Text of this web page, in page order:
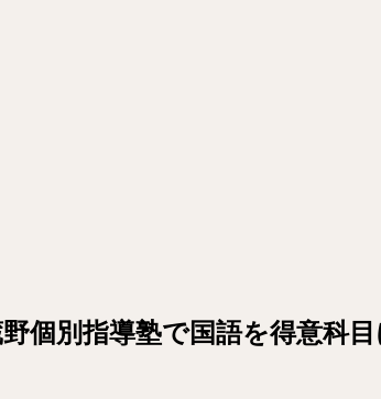
個別指導塾で国語を得意科目